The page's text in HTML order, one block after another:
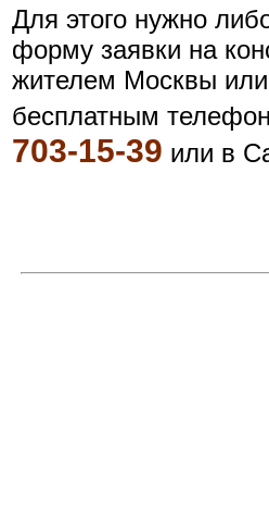
Для этого нужно
форму заявки на
жителем Москвы или
бесплатным
703-15-39 или в